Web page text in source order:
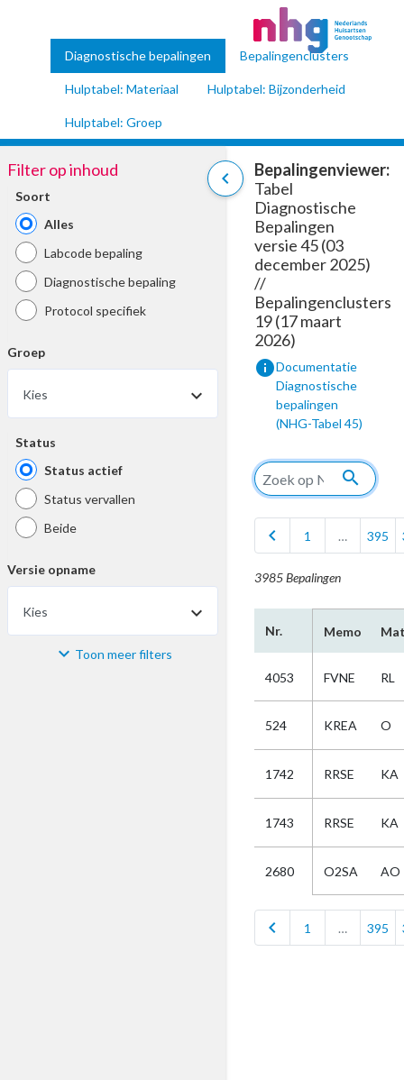
Diagnostische bepalingen Bepalingenclusters
Hulptabel: Materiaal Hulptabel: Bijzonderheid
Hulptabel: Groep
chevron_left
Filter op inhoud
Soort
Alles
Labcode bepaling
Diagnostische bepaling
Protocol specifiek
Groep
Kies
Status
Status actief
Status vervallen
Beide
Versie opname
Kies
Materiaal Toon meer filters
Bepalingenviewer:
Tabel
Diagnostische
Bepalingen
versie 45 (03
december 2025)
//
Bepalingenclusters
19 (17 maart
2026)
infoDocumentatie
Diagnostische
bepalingen
(NHG-Tabel 45)
search
chevron_left 1 … 395
3985 Bepalingen
Nr. Memo
4053 FVNE RL
524 KREA O
1742 RRSE KA
1743 RRSE KA
2680 O2SA AO
chevron_left 1 … 395